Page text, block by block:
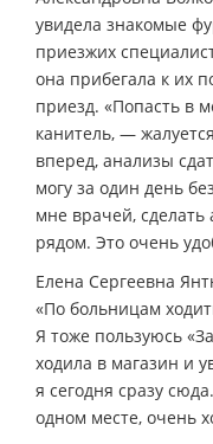
увидела знакомые
приезжих
она прибегала к их
приезд. «Попасть в
канитель, —
вперед, анализы
могу за один день
мне врачей,
рядом. Это очень
Елена Сергеевна
«По больницам
Я тоже пользуюсь
ходила в магазин и
я сегодня сразу
одном месте, очень